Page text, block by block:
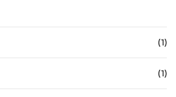
(1)
(1)